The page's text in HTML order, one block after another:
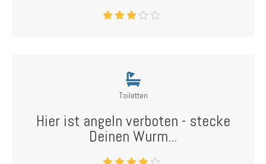
Toiletten
Hier ist angeln verboten - stecke
Deinen Wurm...